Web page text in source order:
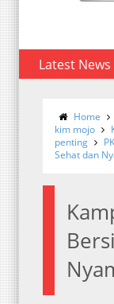
Latest News
HARAPAN
Home
kim mojo
penting
Sehat dan